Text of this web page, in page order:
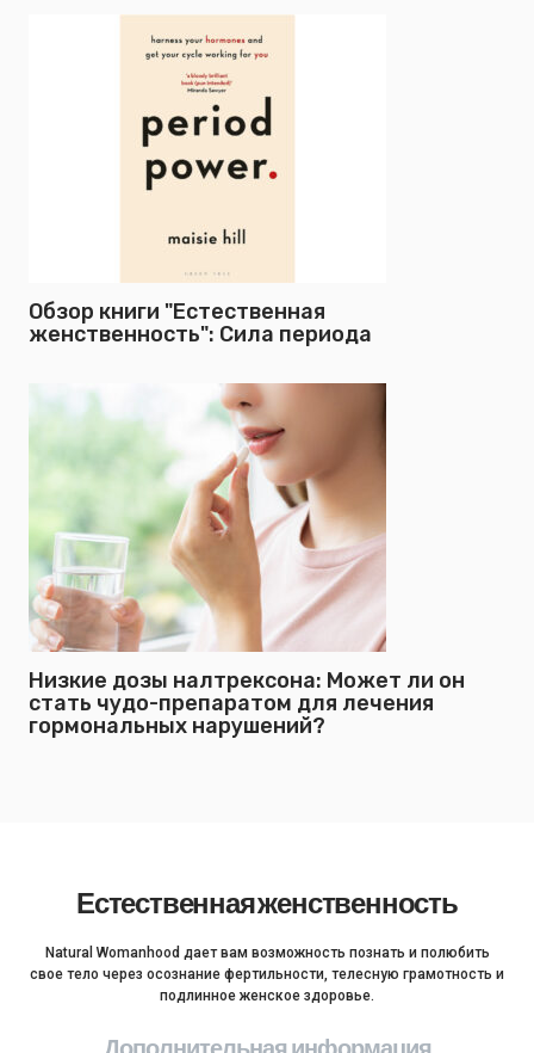
Обзор книги "Естественная
женственность": Сила периода
Низкие дозы налтрексона: Может ли он
стать чудо-препаратом для лечения
гормональных нарушений?
Естественная женственность
Natural Womanhood дает вам возможность познать и полюбить
свое тело через осознание фертильности, телесную грамотность и
подлинное женское здоровье.
Дополнительная информация